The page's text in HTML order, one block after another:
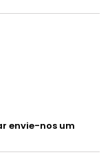
envie-nos um